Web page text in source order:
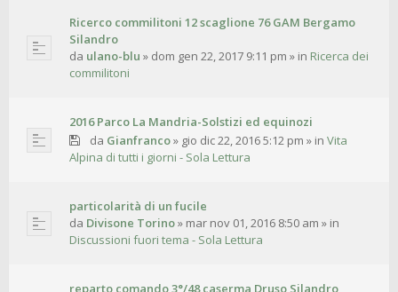
Ricerco commilitoni 12 scaglione 76 GAM Bergamo
Silandro
da ulano-blu » dom gen 22, 2017 9:11 pm » in Ricerca dei
commilitoni
2016 Parco La Mandria-Solstizi ed equinozi
da Gianfranco» gio dic 22, 2016 5:12 pm » in Vita
Alpina di tutti i giorni - Sola Lettura
particolarità di un fucile
da Divisone Torino» mar nov 01, 2016 8:50 am » in
Discussioni fuori tema - Sola Lettura
reparto comando 3°/48 caserma Druso Silandro